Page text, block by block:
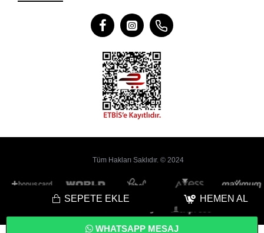
SEPETE EKLE HEMEN AL
WHATSAPP MESAJ
Tüm Hakları Saklıdır. © 2024